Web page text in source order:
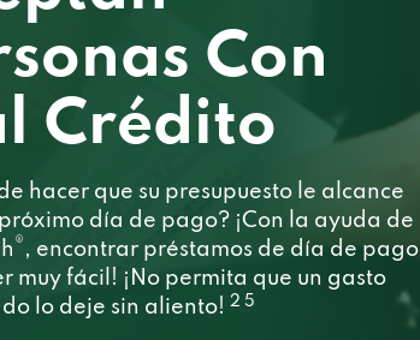
Con
Crédito
hacer que su presupuesto le alcance
día de pago? ¡Con la ayuda de
® , encontrar préstamos de día de pago
muy fácil! ¡No permita que un gasto
lo deje sin aliento! 2 5